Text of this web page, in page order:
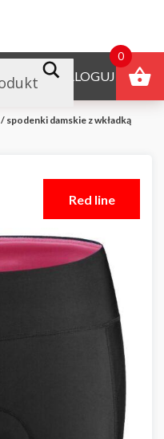
ZALOGUJ
/ spodenki damskie z wkładką
Red line
0